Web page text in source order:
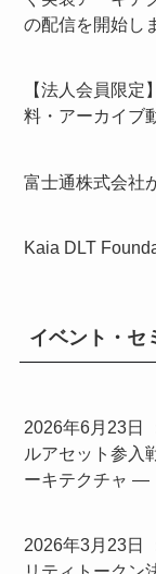
の配信を開始し
【法人会員限
料・アーカイブ
富士通株式会社
Kaia DLT
イベント・セ
2026年6月23日
ルアセット参入
ーキテクチャ ―
2026年3月23日